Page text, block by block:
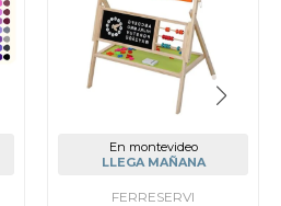
En montevideo
LLEGA MAÑANA
FERRESERVI